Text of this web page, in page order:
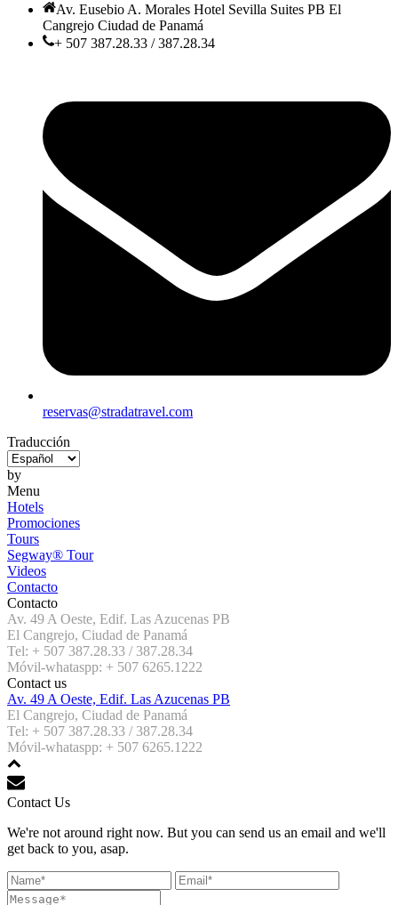
Av. Eusebio A. Morales Hotel Sevilla Suites PB El
Cangrejo Ciudad de Panamá
+ 507 387.28.33 / 387.28.34
reservas@stradatravel.com
Traducción
by
Menu
Hotels
Promociones
Tours
Segway® Tour
Videos
Contacto
Contacto
Av. 49 A Oeste, Edif. Las Azucenas PB
El Cangrejo, Ciudad de Panamá
Tel: + 507 387.28.33 / 387.28.34
Móvil-whataspp: + 507 6265.1222
Contact us
Av. 49 A Oeste, Edif. Las Azucenas PB
El Cangrejo, Ciudad de Panamá
Tel: + 507 387.28.33 / 387.28.34
Móvil-whataspp: + 507 6265.1222
Contact Us
We're not around right now. But you can send us an email and we'll
get back to you, asap.